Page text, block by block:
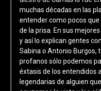
muchas décadas en las
entender como pocos
de la prisa. En sus
y así lo explican gentes
Sabina o Antonio Burgos,
profanos sólo podemos
éxtasis de los entendidos
legendarias de alguien